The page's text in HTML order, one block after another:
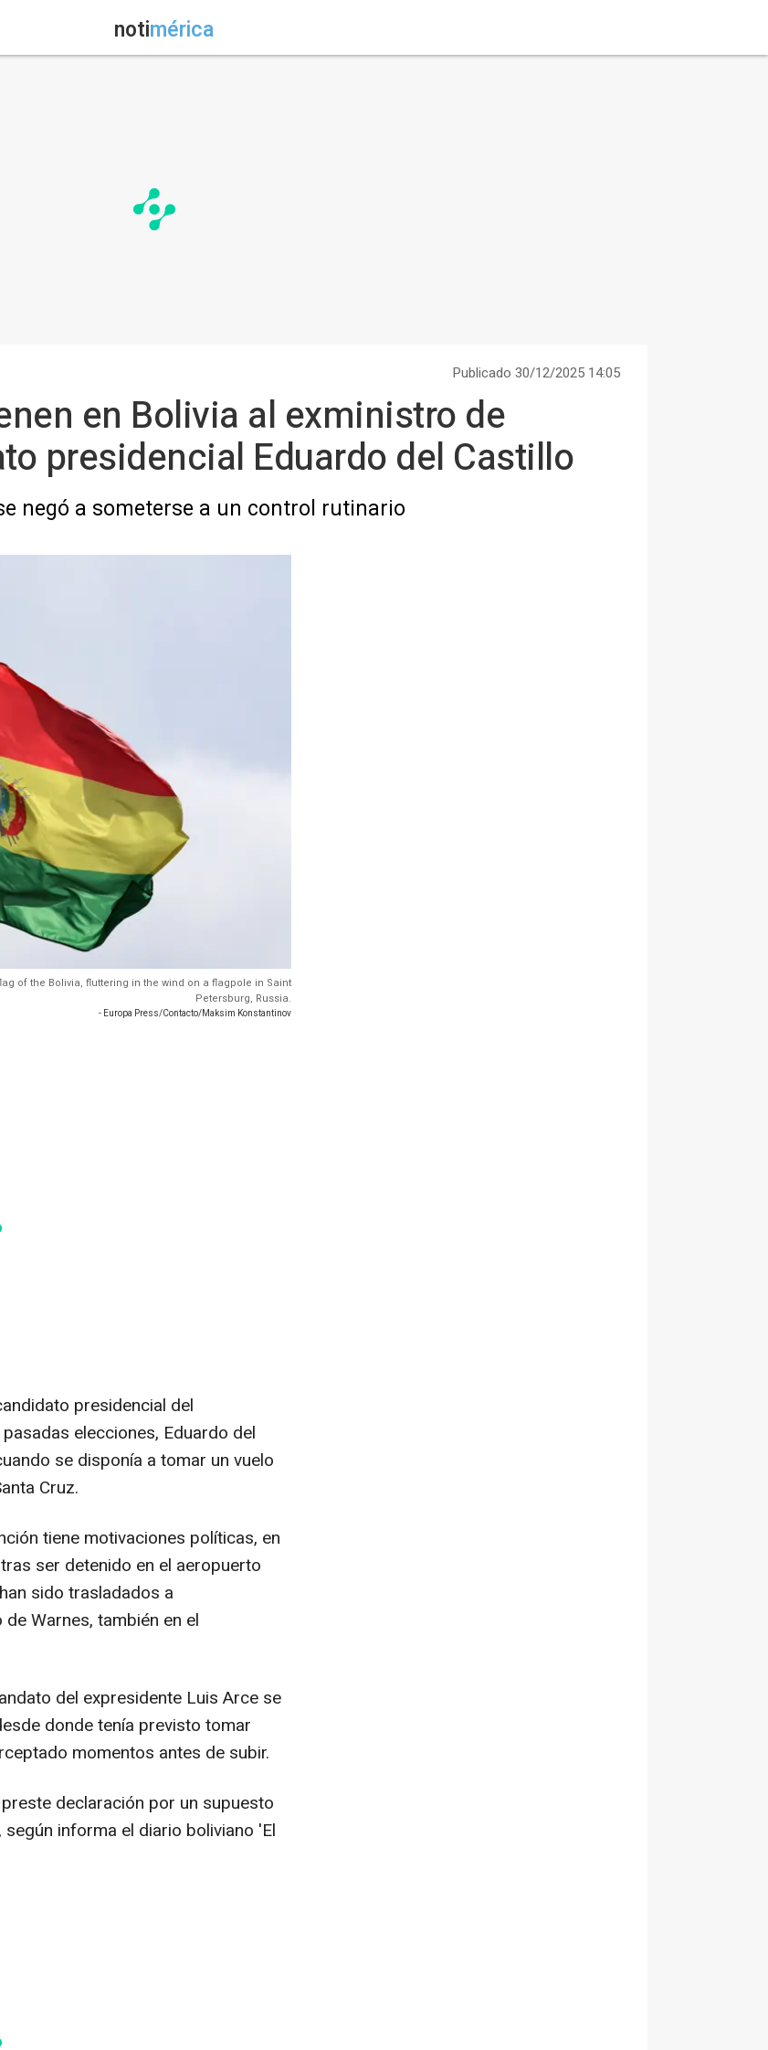
notimérica
Publicado 30/12/2025 14:05
en Bolivia al exministro de
presidencial Eduardo del Castillo
negó a someterse a un control rutinario
of the Bolivia, fluttering in the wind on a flagpole in Saint
Petersburg, Russia.
- Europa Press/Contacto/Maksim Konstantinov
presidencial del
elecciones, Eduardo del
se disponía a tomar un vuelo
Cruz.
tiene motivaciones políticas, en
ser detenido en el aeropuerto
sido trasladados a
Warnes, también en el
del expresidente Luis Arce se
donde tenía previsto tomar
momentos antes de subir.
declaración por un supuesto
informa el diario boliviano 'El